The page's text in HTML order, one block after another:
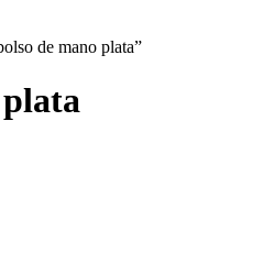
de mano plata”